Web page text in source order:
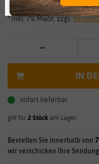
* inkl. 7% MwSt. zzgl.
IN
sofort lieferbar
gilt für 2 Stück am Lager.
Bestellen Sie innerhalb von
wir verschicken Ihre Sendung